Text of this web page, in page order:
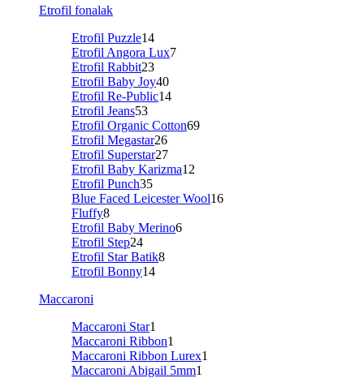
Etrofil fonalak
Etrofil Puzzle14
Etrofil Angora Lux7
Etrofil Rabbit23
Etrofil Baby Joy40
Etrofil Re-Public14
Etrofil Jeans53
Etrofil Organic Cotton69
Etrofil Megastar26
Etrofil Superstar27
Etrofil Baby Karizma12
Etrofil Punch35
Blue Faced Leicester Wool16
Fluffy8
Etrofil Baby Merino6
Etrofil Step24
Etrofil Star Batik8
Etrofil Bonny14
Maccaroni
Maccaroni Star1
Maccaroni Ribbon1
Maccaroni Ribbon Lurex1
Maccaroni Abigail 5mm1